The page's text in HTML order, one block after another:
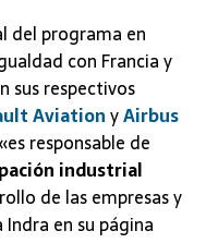
del programa en
con Francia y
sus respectivos
AviationyAirbus
responsable de
industrial
de las empresas y
en su página